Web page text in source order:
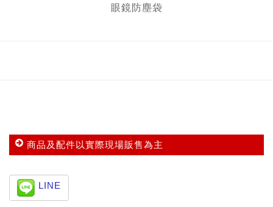
眼鏡防塵袋
商品及配件以實際現場販售為主
LINE